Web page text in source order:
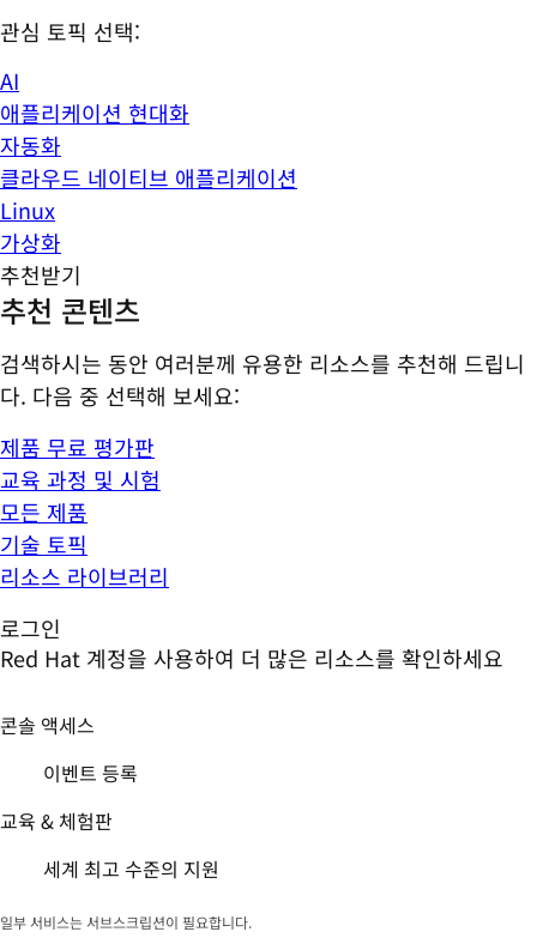
관심 토픽 선택:
AI
애플리케이션 현대화
자동화
클라우드 네이티브 애플리케이션
Linux
가상화
추천받기
추천 콘텐츠
검색하시는 동안 여러분께 유용한 리소스를 추천해 드립니
다. 다음 중 선택해 보세요:
제품 무료 평가판
교육 과정 및 시험
모든 제품
기술 토픽
리소스 라이브러리
로그인
Red Hat 계정을 사용하여 더 많은 리소스를 확인하세요
콘솔 액세스
이벤트 등록
교육 & 체험판
세계 최고 수준의 지원
일부 서비스는 서브스크립션이 필요합니다.